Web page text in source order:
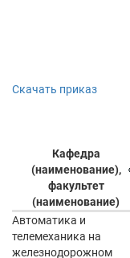
Скачать приказ
Кафедра
(наименование),
факультет
(наименование)
Автоматика и
телемеханика на
железнодорожном